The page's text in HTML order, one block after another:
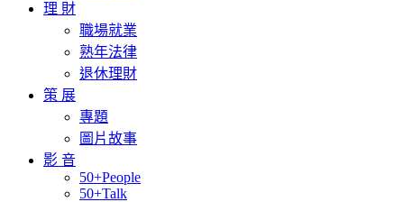
理 財
職場就業
熟年法律
退休理財
策 展
專題
圖片故事
影 音
50+People
50+Talk